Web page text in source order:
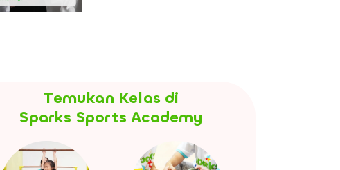
Temukan Kelas di
Sparks Sports Academy